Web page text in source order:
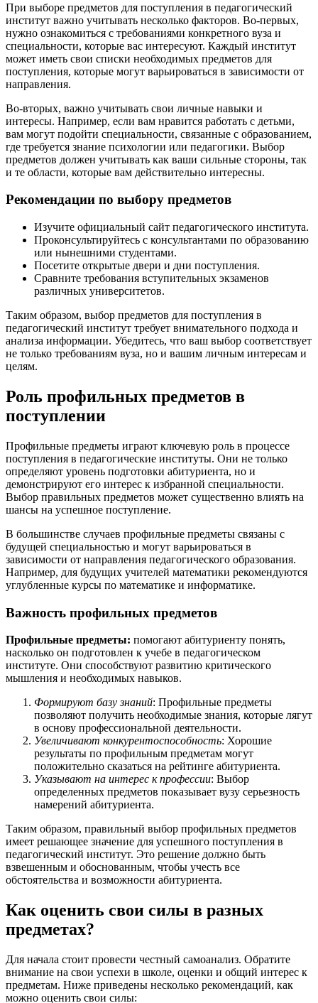
При выборе предметов для поступления в педагогический
институт важно учитывать несколько факторов. Во-первых,
нужно ознакомиться с требованиями конкретного вуза и
специальности, которые вас интересуют. Каждый институт
может иметь свои списки необходимых предметов для
поступления, которые могут варьироваться в зависимости от
направления.
Во-вторых, важно учитывать свои личные навыки и
интересы. Например, если вам нравится работать с детьми,
вам могут подойти специальности, связанные с образованием,
где требуется знание психологии или педагогики. Выбор
предметов должен учитывать как ваши сильные стороны, так
и те области, которые вам действительно интересны.
Рекомендации по выбору предметов
Изучите официальный сайт педагогического института.
Проконсультируйтесь с консультантами по образованию
или нынешними студентами.
Посетите открытые двери и дни поступления.
Сравните требования вступительных экзаменов
различных университетов.
Таким образом, выбор предметов для поступления в
педагогический институт требует внимательного подхода и
анализа информации. Убедитесь, что ваш выбор соответствует
не только требованиям вуза, но и вашим личным интересам и
целям.
Роль профильных предметов в
поступлении
Профильные предметы играют ключевую роль в процессе
поступления в педагогические институты. Они не только
определяют уровень подготовки абитуриента, но и
демонстрируют его интерес к избранной специальности.
Выбор правильных предметов может существенно влиять на
шансы на успешное поступление.
В большинстве случаев профильные предметы связаны с
будущей специальностью и могут варьироваться в
зависимости от направления педагогического образования.
Например, для будущих учителей математики рекомендуются
углубленные курсы по математике и информатике.
Важность профильных предметов
Профильные предметы: помогают абитуриенту понять,
насколько он подготовлен к учебе в педагогическом
институте. Они способствуют развитию критического
мышления и необходимых навыков.
Формируют базу знаний: Профильные предметы
позволяют получить необходимые знания, которые лягут
в основу профессиональной деятельности.
Увеличивают конкурентоспособность: Хорошие
результаты по профильным предметам могут
положительно сказаться на рейтинге абитуриента.
Указывают на интерес к профессии: Выбор
определенных предметов показывает вузу серьезность
намерений абитуриента.
Таким образом, правильный выбор профильных предметов
имеет решающее значение для успешного поступления в
педагогический институт. Это решение должно быть
взвешенным и обоснованным, чтобы учесть все
обстоятельства и возможности абитуриента.
Как оценить свои силы в разных
предметах?
Для начала стоит провести честный самоанализ. Обратите
внимание на свои успехи в школе, оценки и общий интерес к
предметам. Ниже приведены несколько рекомендаций, как
можно оценить свои силы: